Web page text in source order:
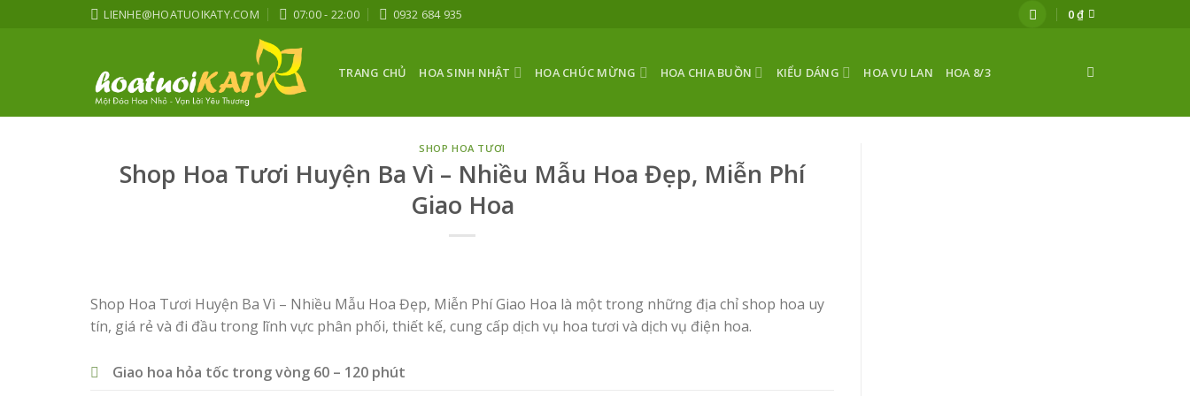
LIENHE@HOATUOIKATY.COM 07:00 - 22:00 0932 684 935 0₫
TRANG CHỦ HOA SINH NHẬT HOA CHÚC MỪNG HOA CHIA BUỒN KIỂU DÁNG HOA VU LAN HOA 8/3
SHOP HOA TƯƠI
Shop Hoa Tươi Huyện Ba Vì – Nhiều Mẫu Hoa Đẹp, Miễn Phí
Giao Hoa
Shop Hoa Tươi Huyện Ba Vì – Nhiều Mẫu Hoa Đẹp, Miễn Phí Giao Hoa là một trong những địa chỉ shop hoa uy
tín, giá rẻ và đi đầu trong lĩnh vực phân phối, thiết kế, cung cấp dịch vụ hoa tươi và dịch vụ điện hoa.
Giao hoa hỏa tốc trong vòng 60 – 120 phút